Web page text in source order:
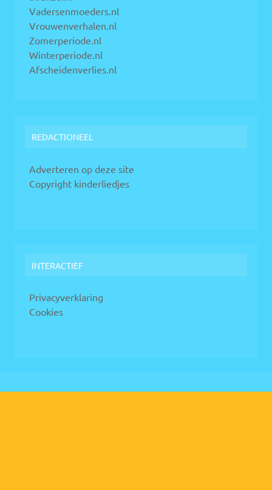
Vadersenmoeders.nl
Vrouwenverhalen.nl
Zomerperiode.nl
Winterperiode.nl
Afscheidenverlies.nl
REDACTIONEEL
Adverteren op deze site
Copyright kinderliedjes
INTERACTIEF
Privacyverklaring
Cookies